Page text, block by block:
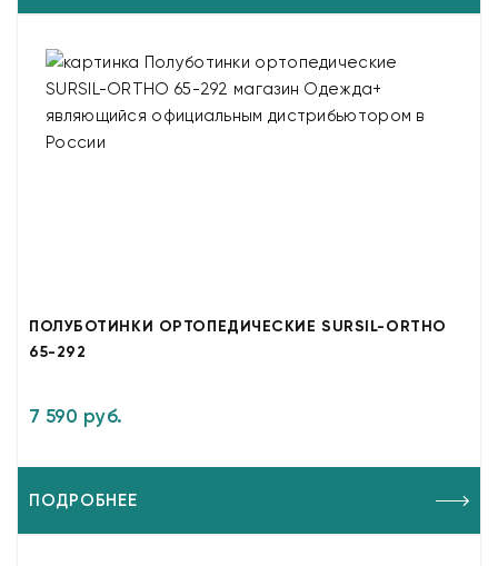
ПОЛУБОТИНКИ ОРТОПЕДИЧЕСКИЕ SURSIL-ORTHO
65-292
7 590 руб.
ПОДРОБНЕЕ